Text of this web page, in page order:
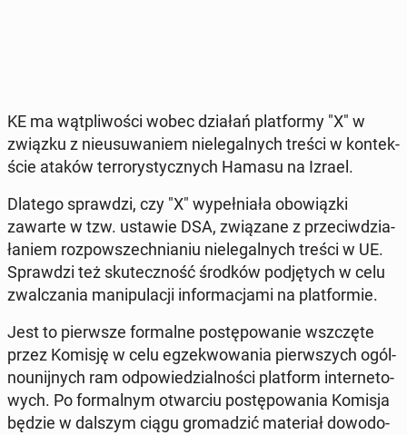
KE ma wąt­pli­wo­ści wobec działań plat­for­my "X" w
związku z nie­usu­wa­niem nie­le­gal­nych treści w kon­tek­
ście ataków ter­ro­ry­stycz­nych Hamasu na Izrael.
Dlatego spraw­dzi, czy "X" wy­peł­nia­ła obo­wiąz­ki
zawarte w tzw. ustawie DSA, zwią­za­ne z prze­ciw­dzia­
ła­niem roz­po­wszech­nia­niu nie­le­gal­nych treści w UE.
Spraw­dzi też sku­tecz­ność środków pod­ję­tych w celu
zwal­cza­nia ma­ni­pu­la­cji in­for­ma­cja­mi na plat­for­mie.
Jest to pierw­sze for­mal­ne po­stę­po­wa­nie wsz­czę­te
przez Komisję w celu eg­ze­kwo­wa­nia pierw­szych ogól­
no­unij­nych ram od­po­wie­dzial­no­ści plat­form in­ter­ne­to­
wych. Po for­mal­nym otwar­ciu po­stę­po­wa­nia Komisja
będzie w dalszym ciągu gro­ma­dzić ma­te­riał do­wo­do­